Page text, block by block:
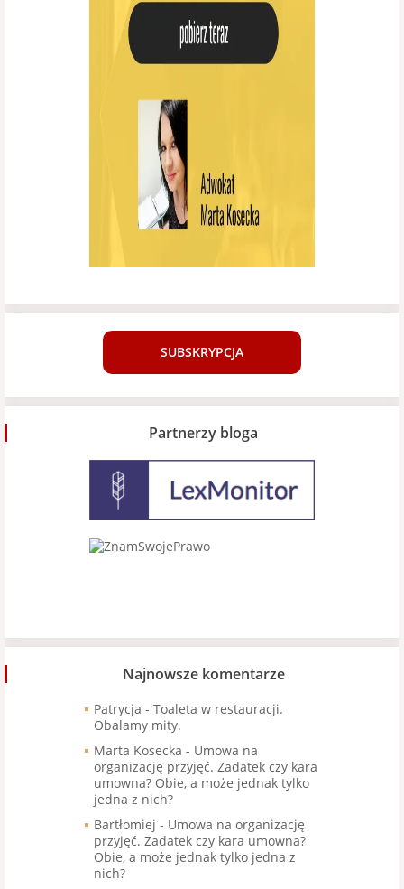
SUBSKRYPCJA
Partnerzy bloga
Najnowsze komentarze
Patrycja - Toaleta w restauracji.
Obalamy mity.
Marta Kosecka - Umowa na
organizację przyjęć. Zadatek czy kara
umowna? Obie, a może jednak tylko
jedna z nich?
Bartłomiej - Umowa na organizację
przyjęć. Zadatek czy kara umowna?
Obie, a może jednak tylko jedna z
nich?